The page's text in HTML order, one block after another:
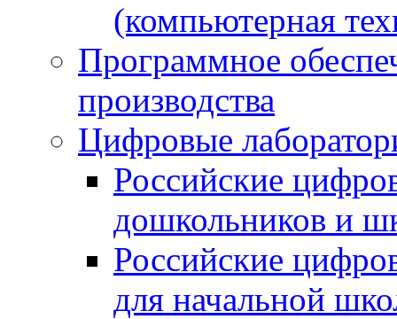
(компьютерная
Программное
производства
Цифровые
Российские
дошкольников и
Российские
для начальной